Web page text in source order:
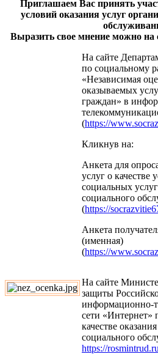
Приглашаем Вас принять
условий оказания услуг
Выразить свое мнение можно
На сайте
по социальному
«Независимая
оказываемых
граждан» в
(https://
Кликнув на:
Анкета для
услуг о качестве
социальных
социального
(https://
Анкета
(именная)
(https://
На сайте
защиты
информационно-
сети «Интернет»
качестве
социального
https://